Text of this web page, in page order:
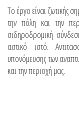
Το έργο είναι ζωτικής
την πόλη και την
σιδηροδρομική
αστικό ιστό.
υπονόμευσης των
και την περιοχή μας.